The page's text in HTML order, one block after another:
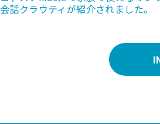
会話クラウティが紹介されました。